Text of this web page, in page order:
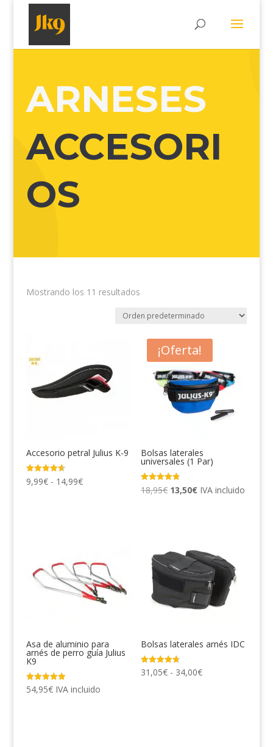
ARNESES
ACCESORI
OS
Mostrando los 11 resultados
Accesorio petral Julius K-9
Valorado
con
9,99€ - 14,99€Rango
hasta
14,99€
¡Oferta!
Bolsas laterales
universales (1 Par)
Valorado
con
18,95€ El
18,95€.
13,50€El
13,50€.
IVA incluido
Asa de aluminio para
arnés de perro guía Julius
K9
Valorado
con
54,95€ IVA incluido
Bolsas laterales arnés IDC
Valorado
con
31,05€ - 34,00€Rango